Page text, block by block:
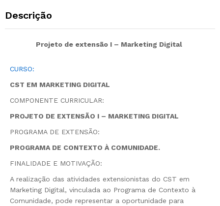
Descrição
Projeto de extensão I – Marketing Digital
CURSO:
CST EM MARKETING DIGITAL
COMPONENTE CURRICULAR:
PROJETO DE EXTENSÃO I – MARKETING DIGITAL
PROGRAMA DE EXTENSÃO:
PROGRAMA DE CONTEXTO À COMUNIDADE.
FINALIDADE E MOTIVAÇÃO:
A realização das atividades extensionistas do CST em
Marketing Digital, vinculada ao Programa de Contexto à
Comunidade, pode representar a oportunidade para